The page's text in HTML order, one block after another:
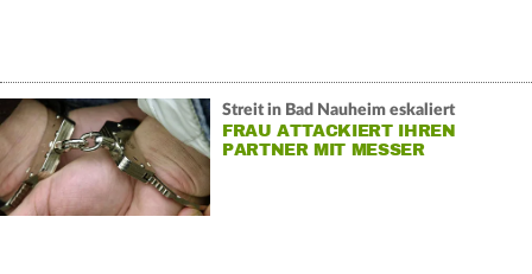
Streit in Bad Nauheim eskaliert
FRAU ATTACKIERT IHREN
PARTNER MIT MESSER